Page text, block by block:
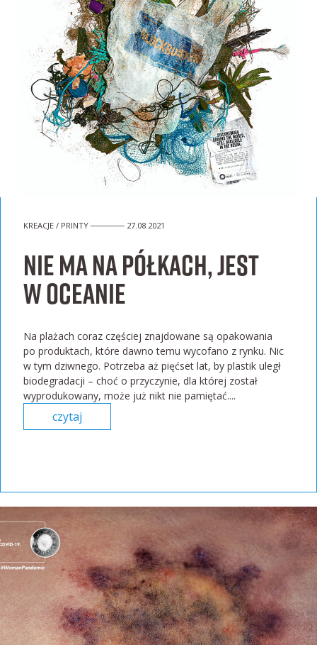
KREACJE / PRINTY ────── 27.08.2021
Nie ma na półkach, jest
w oceanie
Na plażach coraz częściej znajdowane są opakowania
po produktach, które dawno temu wycofano z rynku. Nic
w tym dziwnego. Potrzeba aż pięćset lat, by plastik uległ
biodegradacji – choć o przyczynie, dla której został
wyprodukowany, może już nikt nie pamiętać....
czytaj